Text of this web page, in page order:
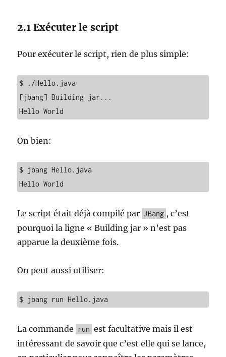
2.1 Exécuter le script
Pour exécuter le script, rien de plus simple:
$ ./Hello.java
[jbang] Building jar...
Hello World
On bien:
$ jbang Hello.java
Hello World
Le script était déjà compilé par JBang , c’est
pourquoi la ligne « Building jar » n’est pas
apparue la deuxième fois.
On peut aussi utiliser:
$ jbang run Hello.java
La commande run est facultative mais il est
intéressant de savoir que c’est elle qui se lance,